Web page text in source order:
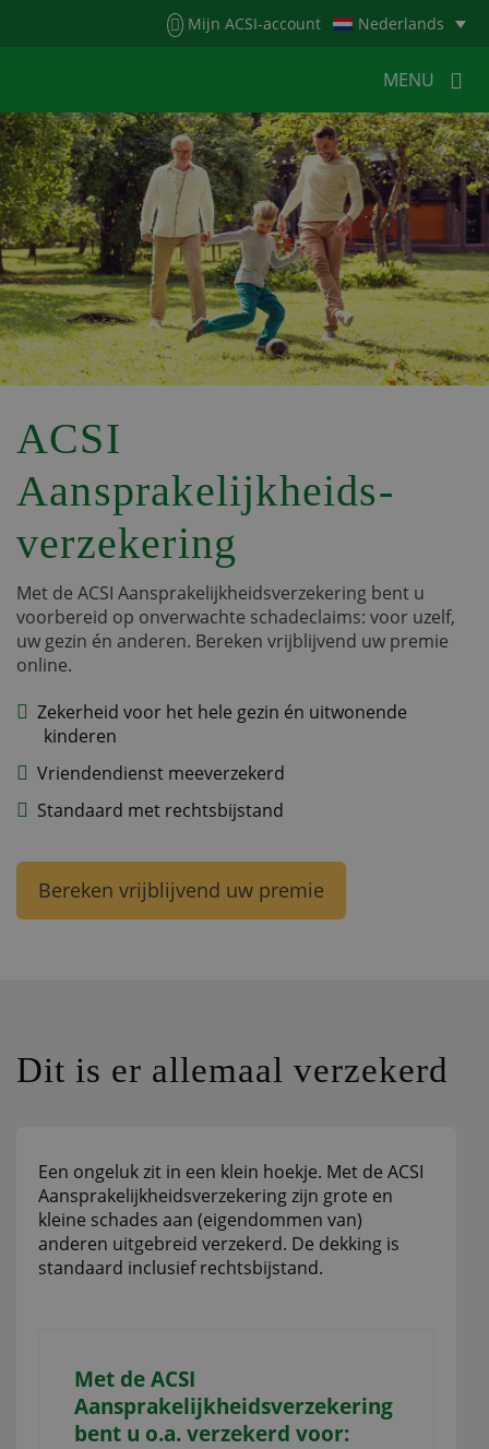
Mijn ACSI-account Nederlands
MENU
MENUMENU
HOME VOOR KAMPEERDERS
VOOR CAMPINGSKAMPEERNIEUWS
ACSI WEBSHOP WERKEN BIJ ACSI
CONTACT
ACSI
Aansprakelijkheids­
verzekering
Met de ACSI Aansprakelijkheidsverzekering bent u
voorbereid op onverwachte schadeclaims: voor uzelf,
uw gezin én anderen. Bereken vrijblijvend uw premie
online.
Zekerheid voor het hele gezin én uitwonende
kinderen
Vriendendienst meeverzekerd
Standaard met rechtsbijstand
Bereken vrijblijvend uw premie
Dit is er allemaal verzekerd
Een ongeluk zit in een klein hoekje. Met de ACSI
Aansprakelijkheidsverzekering zijn grote en
kleine schades aan (eigendommen van)
anderen uitgebreid verzekerd. De dekking is
standaard inclusief rechtsbijstand.
Met de ACSI
Aansprakelijkheidsverzekering
bent u o.a. verzekerd voor: